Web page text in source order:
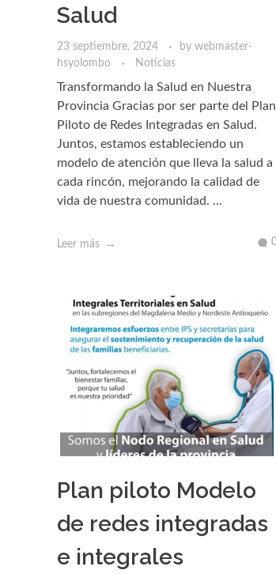
Salud
23 septiembre, 2024 by webmaster-
hsyolombo
Noticias
Transformando la Salud en Nuestra
Provincia Gracias por ser parte del Plan
Piloto de Redes Integradas en Salud.
Juntos, estamos estableciendo un
modelo de atención que lleva la salud a
cada rincón, mejorando la calidad de
vida de nuestra comunidad. ...
Leer más
Plan piloto Modelo
de redes integradas
e integrales